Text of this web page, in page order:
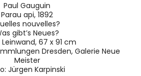
Paul Gauguin
Parau api, 1892
nouvelles?
gibt’s Neues?
67 x 91 cm
Dresden, Galerie Neue
Meister
Jürgen Karpinski